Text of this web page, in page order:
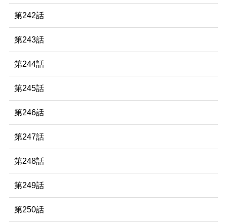
第242話
第243話
第244話
第245話
第246話
第247話
第248話
第249話
第250話